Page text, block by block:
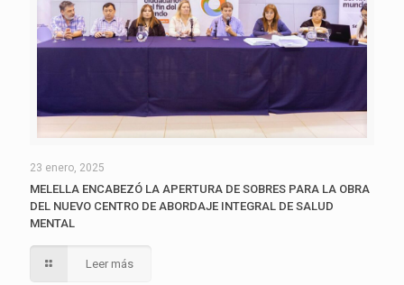
23 enero, 2025
MELELLA ENCABEZÓ LA APERTURA DE SOBRES PARA LA OBRA
DEL NUEVO CENTRO DE ABORDAJE INTEGRAL DE SALUD
MENTAL
Leer más